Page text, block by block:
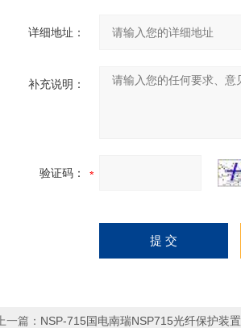
详细地址：
补充说明：
验证码：
上一篇： NSP-715国电南瑞NSP715光纤保护装置